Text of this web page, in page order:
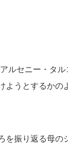
ルセニー・タ
うとするかの
振り返る母の